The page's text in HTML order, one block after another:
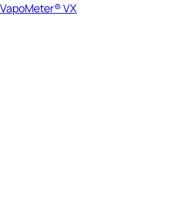
VapoMeter® VX